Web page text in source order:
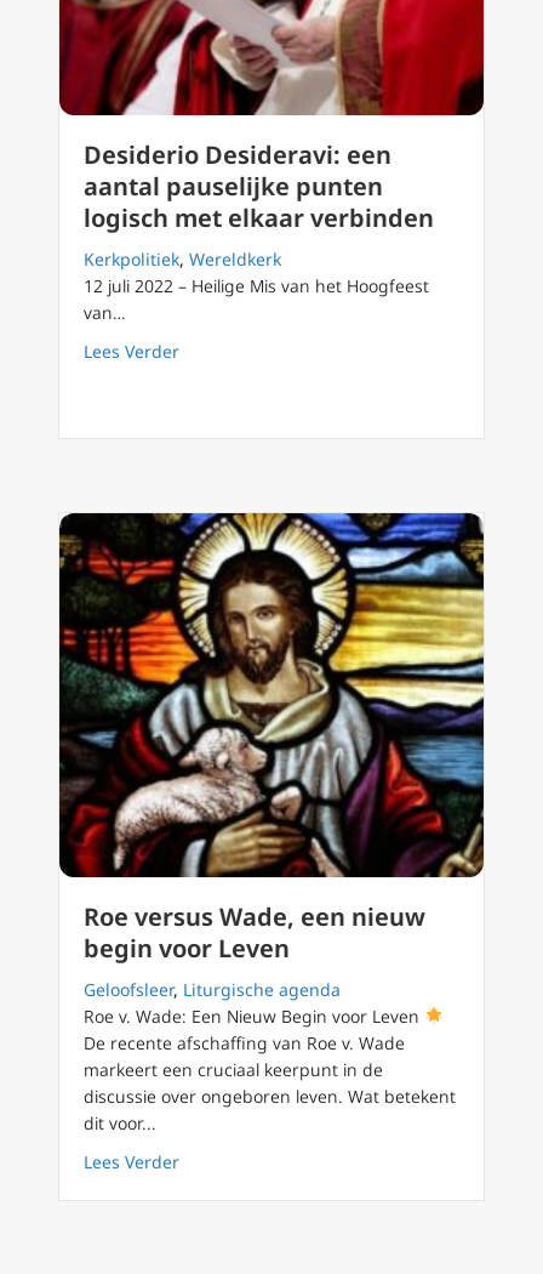
Desiderio Desideravi: een
aantal pauselijke punten
logisch met elkaar verbinden
Kerkpolitiek, Wereldkerk
12 juli 2022 – Heilige Mis van het Hoogfeest
van…
Lees Verderabout Desiderio Desideravi: een aantal
Roe versus Wade, een nieuw
begin voor Leven
Geloofsleer, Liturgische agenda
Roe v. Wade: Een Nieuw Begin voor Leven
De recente afschaffing van Roe v. Wade
markeert een cruciaal keerpunt in de
discussie over ongeboren leven. Wat betekent
dit voor...
Lees Verderabout Roe versus Wade, een nieuw begin